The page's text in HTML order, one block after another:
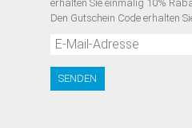
erhalten Sie einmalig 10%
Den Gutschein Code erhalten